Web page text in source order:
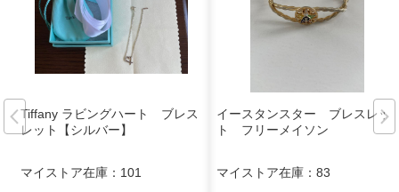
Tiffany ラビングハート ブレス
レット【シルバー】
マイストア在庫： 101
イースタンスター ブレスレッ
ト フリーメイソン
マイストア在庫： 83